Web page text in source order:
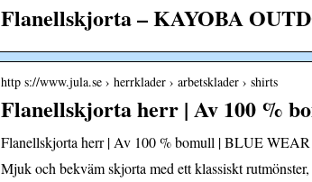
Flanellskjorta – KAYOBA
http s://www.jula.se › herrklader › arbetsklader › shirts
Flanellskjorta herr | Av 100 %
Flanellskjorta herr | Av 100 % bomull | BLUE WEAR
Mjuk och bekväm skjorta med ett klassiskt